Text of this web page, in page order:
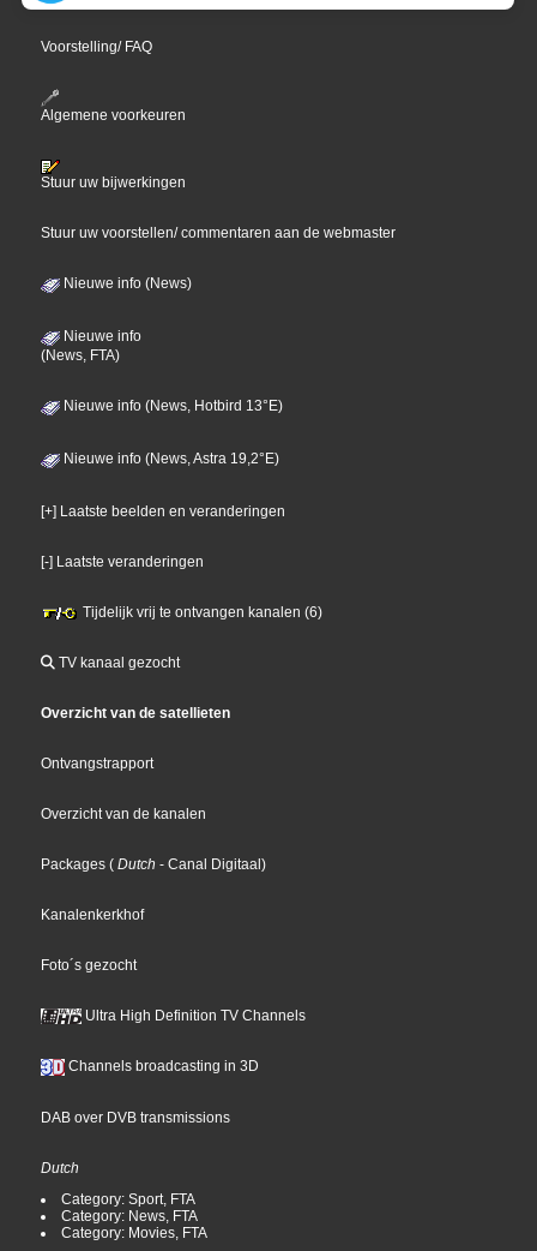
Voorstelling/ FAQ
Algemene voorkeuren
Stuur uw bijwerkingen
Stuur uw voorstellen/ commentaren aan de webmaster
Nieuwe info (News)
Nieuwe info
(News, FTA)
Nieuwe info (News, Hotbird 13°E)
Nieuwe info (News, Astra 19,2°E)
[+] Laatste beelden en veranderingen
[-] Laatste veranderingen
Tijdelijk vrij te ontvangen kanalen (6)
TV kanaal gezocht
Overzicht van de satellieten
Ontvangstrapport
Overzicht van de kanalen
Packages ( Dutch - Canal Digitaal)
Kanalenkerkhof
Foto´s gezocht
Ultra High Definition TV Channels
Channels broadcasting in 3D
DAB over DVB transmissions
Dutch
Category: Sport, FTA
Category: News, FTA
Category: Movies, FTA